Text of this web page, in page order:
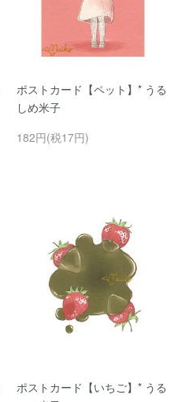
ポストカード【ペット】* うる
しめ米子
182円(税17円)
ポストカード【いちご】* うる